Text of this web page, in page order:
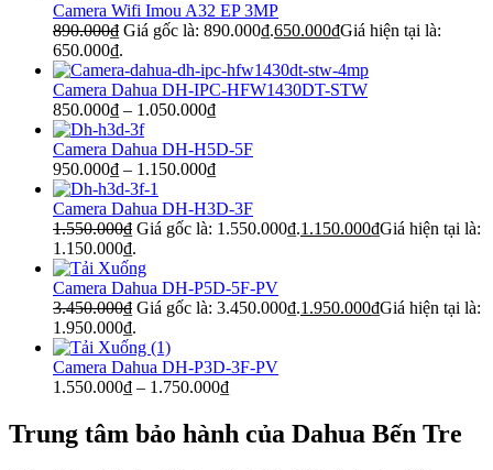
Camera Wifi Imou A32 EP 3MP
890.000₫ Giá gốc là: 890.000₫.650.000₫Giá hiện tại là:
650.000₫.
Camera Dahua DH-IPC-HFW1430DT-STW
850.000₫ – 1.050.000₫
Camera Dahua DH-H5D-5F
950.000₫ – 1.150.000₫
Camera Dahua DH-H3D-3F
1.550.000₫ Giá gốc là: 1.550.000₫.1.150.000₫Giá hiện tại là:
1.150.000₫.
Camera Dahua DH-P5D-5F-PV
3.450.000₫ Giá gốc là: 3.450.000₫.1.950.000₫Giá hiện tại là:
1.950.000₫.
Camera Dahua DH-P3D-3F-PV
1.550.000₫ – 1.750.000₫
Trung tâm bảo hành của Dahua Bến Tre